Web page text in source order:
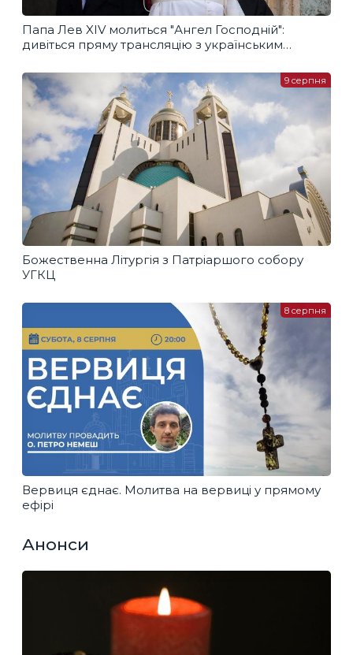
Папа Лев XIV молиться "Ангел Господній":
дивіться пряму трансляцію з українським
Божественна Літургія з Патріаршого собору
УГКЦ
9 серпня
Вервиця єднає. Молитва на вервиці у прямому
ефірі
8 серпня
Анонси